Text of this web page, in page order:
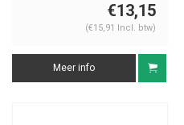
€13,15
(€15,91 Incl. btw)
Meer info